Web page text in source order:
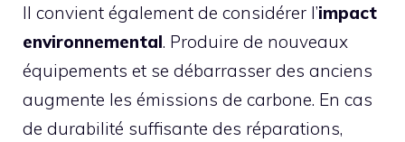
Il convient également de considérer l’impact
environnemental. Produire de nouveaux
équipements et se débarrasser des anciens
augmente les émissions de carbone. En cas
de durabilité suffisante des réparations,